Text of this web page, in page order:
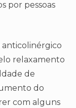
por pessoas
anticolinérgico
relaxamento
de
do
com alguns